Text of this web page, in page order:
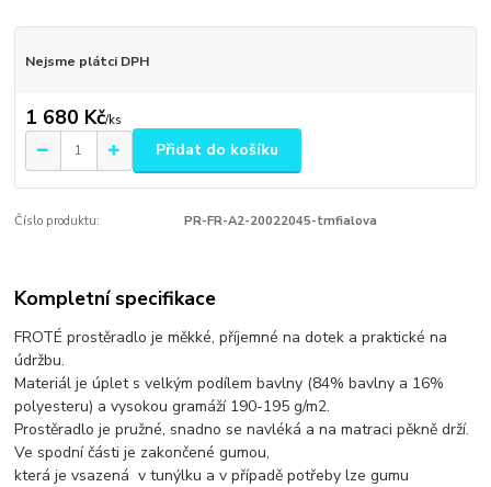
Nejsme plátci DPH
1 680 Kč/ks
Přidat do košíku
Číslo produktu: PR-FR-A2-20022045-tmfialova
Kompletní specifikace
FROTÉ prostěradlo je měkké, příjemné na dotek a praktické na
údržbu.
Materiál je úplet s velkým podílem bavlny (84% bavlny a 16%
polyesteru) a vysokou gramáží 190-195 g/m2.
Prostěradlo je pružné, snadno se navléká a na matraci pěkně drží.
Ve spodní části je zakončené gumou,
která je vsazená v tunýlku a v případě potřeby lze gumu